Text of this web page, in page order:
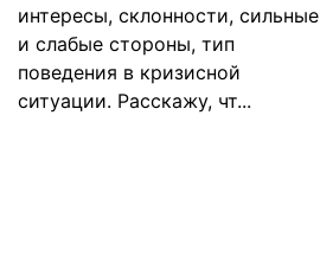
интересы, склонности, сильные
и слабые стороны, тип
поведения в кризисной
ситуации. Расскажу, чт...